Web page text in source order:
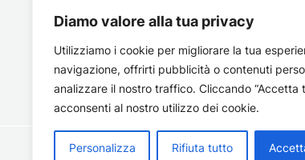
Diamo valore alla tua privacy
Utilizziamo i cookie per migliorare la tua
navigazione, offrirti pubblicità o contenuti
analizzare il nostro traffico. Cliccando “Accetta
acconsenti al nostro utilizzo dei cookie.
Personalizza Rifiuta tutto